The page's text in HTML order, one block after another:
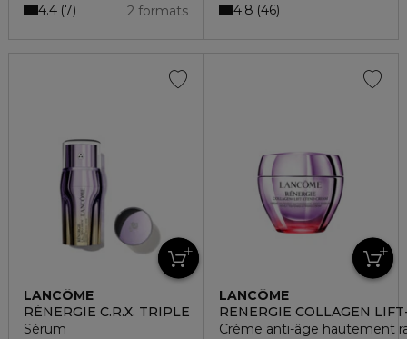
2 formats
4.4 7 4.8 46
LANCÔME
RÉNERGIE C.R.X. TRIPLE
Sérum
LANCÔME
RENERGIE COLLAGEN
Crème anti-âge hautement